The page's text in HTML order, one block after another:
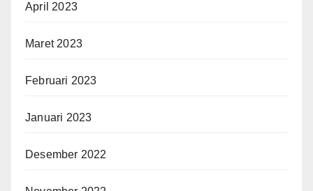
April 2023
Maret 2023
Februari 2023
Januari 2023
Desember 2022